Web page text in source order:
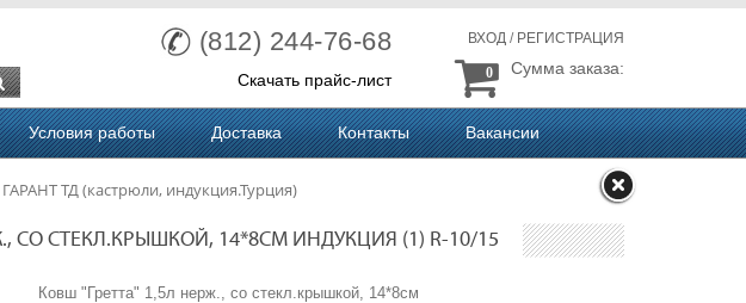
(812) 244-76-68
Скачать прайс-лист
ВХОД / РЕГИСТРАЦИЯ
Сумма заказа:
0
Условия работы Доставка Контакты Вакансии
ГАРАНТ ТД (кастрюли, индукция.Турция)
СО СТЕКЛ.КРЫШКОЙ, 14*8СМ ИНДУКЦИЯ (1) R-10/15
Ковш "Гретта" 1,5л нерж., со стекл.крышкой, 14*8см